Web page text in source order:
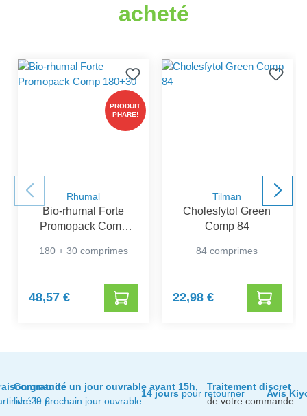
acheté
PRODUIT
PHARE!
Rhumal
Bio-rhumal Forte
Promopack Comp
180 + 30 comprimes
48,57 €
Tilman
Cholesfytol Green
Comp 84
84 comprimes
22,98 €
gratuite
de 29 €
Commandé un jour ouvrable avant 15h,
livré le prochain jour ouvrable
14 jourspour retourner
Traitement discret
de votre commande
Avis